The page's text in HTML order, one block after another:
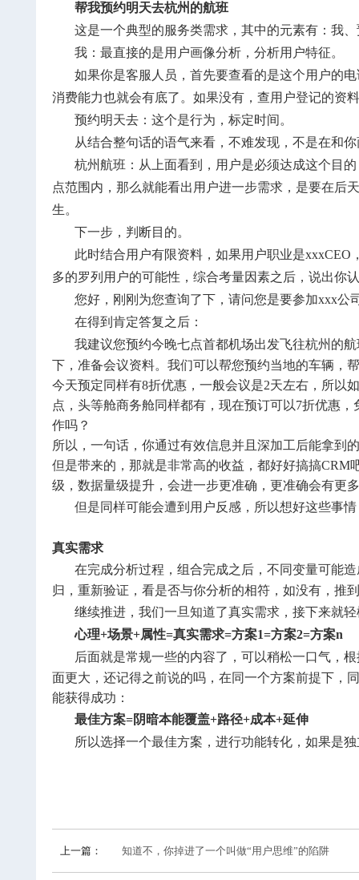
帮我预约明天去杭州的航班
这是一个典型的服务类需求，其中的元素有：我
我：最直接的是用户画像分析，分析用户特征。
如果你是客服人员，首先要查看的是这个用户的
消费能力也就会有底了。如果没有，查用户登记的资
预约明天去：这个是行为，标定时间。
从结合整句话的语气来看，不难发现，不是在和
杭州航班：从上面看到，用户是必须达成这个目
点范围内，那么就能看出用户进一步需求，是要在后
生。
下一步，判断目的。
此时结合用户有限资料，如果用户职业是
多的罗列用户的可能性，综合考量因素之后，说出你
您好，刚刚为您查询了下，请问您是要参加xxx公
在得到肯定答复之后：
我建议您预约今晚七点首都机场出发飞往杭州的
下，准备会议资料。我们可以帮您预约当地的车辆，
今天预定同样有8折优惠，一般会议是2天左右，所以
点，头等舱商务舱同样都有，现在预订可以7折优惠
作吗？
所以，一句话，你通过有效信息并且深加工后能拿到
但是带来的，那就是非常高的收益，都好好搞搞
级，数据量级提升，会进一步更准确，更准确会有更
但是同样可能会遭到用户反感，所以想好这些事
真实需求
在完成分析过程，组合完成之后，不同变量可能
归，重新验证，看是否与你分析的相符，如没有，推
继续推进，我们一旦知道了真实需求，接下来就
心理+场景+属性=真实需求=方案1=方案2=方案n
后面就是常规一些的内容了，可以稍松一口气，
面更大，还记得之前说的吗，在同一个方案前提下，
能获得成功：
最佳方案=阴暗本能覆盖+路径+成本+延伸
所以选择一个最佳方案，进行功能转化，如果是
上一篇： 知道不，你掉进了一个叫做“用户思维”的陷阱